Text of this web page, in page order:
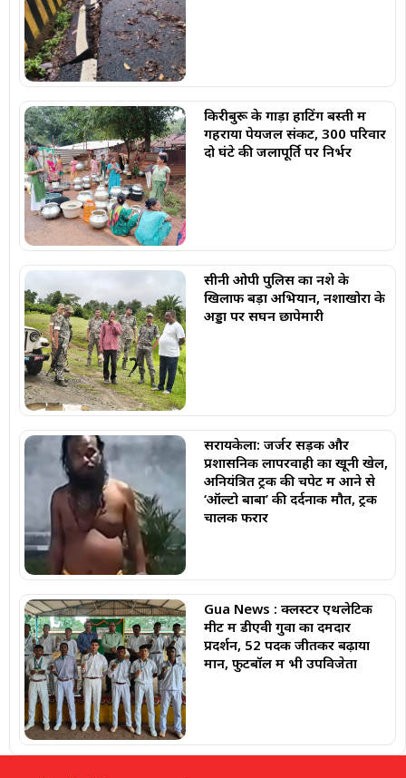
किरीबुरू के गाड़ा हाटिंग बस्ती में
गहराया पेयजल संकट, 300 परिवार
दो घंटे की जलापूर्ति पर निर्भर
सीनी ओपी पुलिस का नशे के
खिलाफ बड़ा अभियान, नशाखोरों के
अड्डों पर सघन छापेमारी
सरायकेला: जर्जर सड़क और
प्रशासनिक लापरवाही का खूनी खेल,
अनियंत्रित ट्रक की चपेट में आने से
‘ऑल्टो बाबा’ की दर्दनाक मौत, ट्रक
चालक फरार
Gua News : क्लस्टर एथलेटिक
मीट में डीएवी गुवा का दमदार
प्रदर्शन, 52 पदक जीतकर बढ़ाया
मान, फुटबॉल में भी उपविजेता